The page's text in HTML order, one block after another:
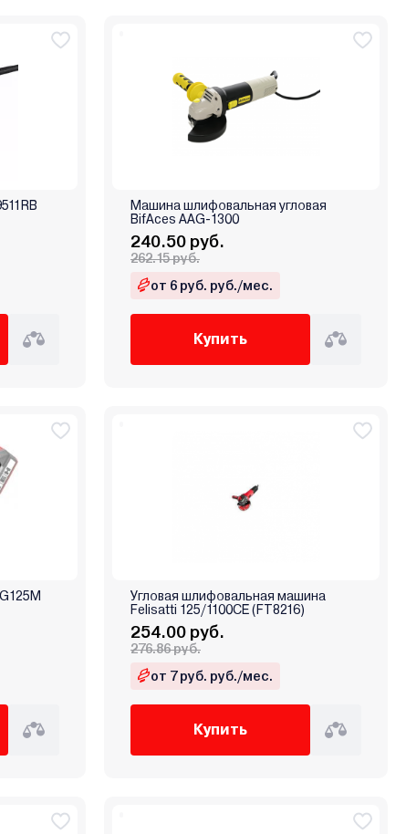
Машина шлифовальная угловая
BifAces AAG-1300
240.50 руб.
262.15 руб.
от 6 руб. руб./мес.
Купить
Угловая шлифовальная машина
Felisatti 125/1100CE (FT8216)
254.00 руб.
276.86 руб.
от 7 руб. руб./мес.
Купить